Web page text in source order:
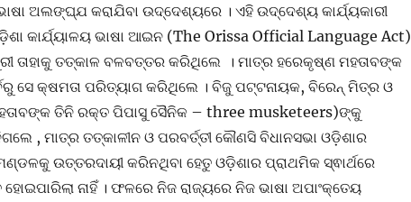
ଅଲଙ୍ଘ୍ଯ କରାଯିବା ଉଦ୍ଦେଶ୍ୟରେ । ଏହି ଉଦ୍ଦେଶ୍ୟ କାର୍ଯ୍ୟକାରୀ
କାର୍ଯ୍ୟାଳୟ ଭାଷା ଆଇନ (The Orissa Official Language Act)
ତାହାକୁ ତତ୍କାଳ ବଳବତ୍ତର କରିଥିଲେ । ମାତ୍ର ହରେକୃଷ୍ଣ ମହତାବଙ୍କ
ସେ କ୍ଷମତା ପରିତ୍ୟାଗ କରିଥିଲେ । ବିଜୁ ପଟ୍ଟନାୟକ, ବିରେନ୍ ମିତ୍ର ଓ
ତିନି ରକ୍ତ ପିପାସୁ ସୈନିକ – three musketeers)ଙ୍କୁ
, ମାତ୍ର ତତ୍କାଳୀନ ଓ ପରବର୍ତ୍ତୀ କୌଣସି ବିଧାନସଭା ଓଡ଼ିଶାର
ଉତ୍ତରଦାୟୀ କରିନଥିବା ହେତୁ ଓଡ଼ିଶାର ପ୍ରାଥମିକ ସ୍ଵାର୍ଥରେ
ନାହିଁ । ଫଳରେ ନିଜ ରାଜ୍ୟରେ ନିଜ ଭାଷା ଅପାଂକ୍ତେୟ